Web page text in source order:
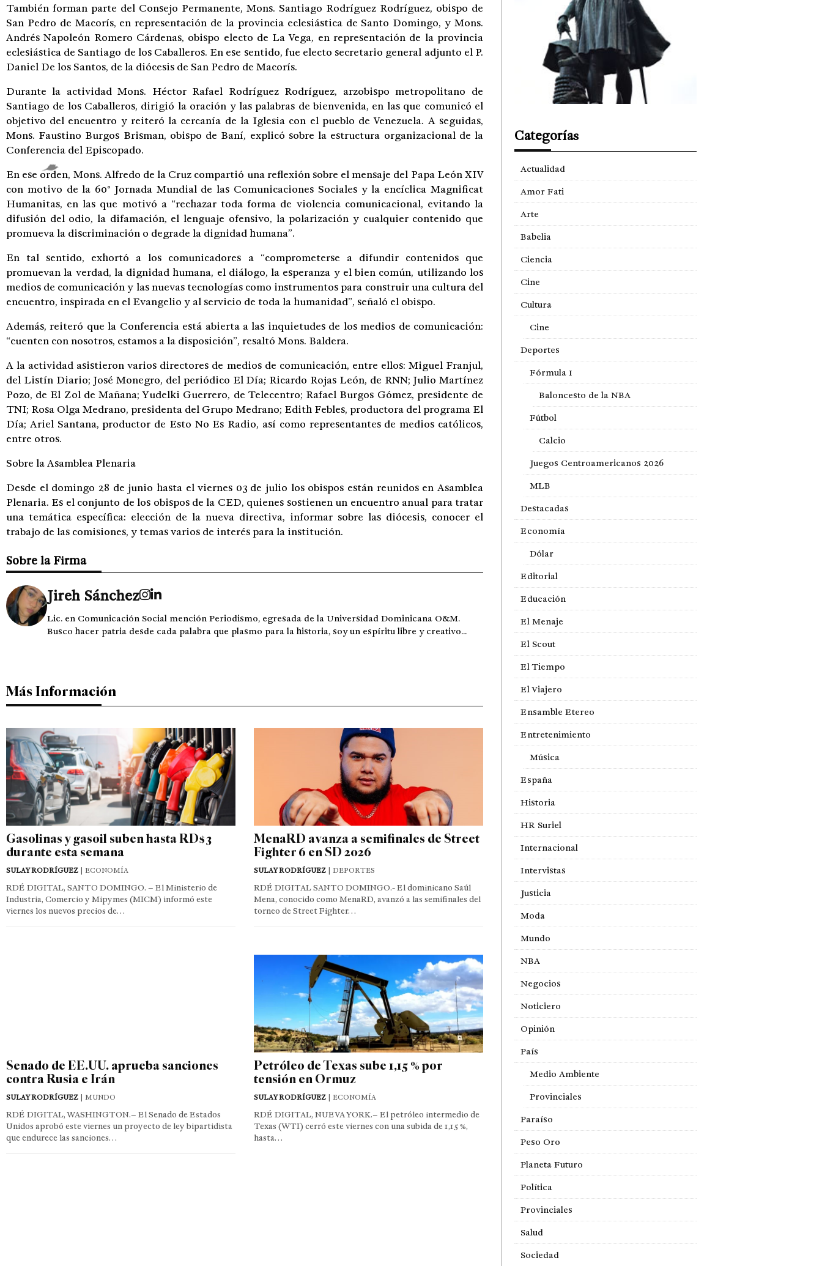
También forman parte del Consejo Permanente, Mons. Santiago Rodríguez Rodríguez, obispo de
San Pedro de Macorís, en representación de la provincia eclesiástica de Santo Domingo, y Mons.
Andrés Napoleón Romero Cárdenas, obispo electo de La Vega, en representación de la provincia
eclesiástica de Santiago de los Caballeros. En ese sentido, fue electo secretario general adjunto el P.
Daniel De los Santos, de la diócesis de San Pedro de Macorís.
Durante la actividad Mons. Héctor Rafael Rodríguez Rodríguez, arzobispo metropolitano de
Santiago de los Caballeros, dirigió la oración y las palabras de bienvenida, en las que comunicó el
objetivo del encuentro y reiteró la cercanía de la Iglesia con el pueblo de Venezuela. A seguidas,
Mons. Faustino Burgos Brisman, obispo de Baní, explicó sobre la estructura organizacional de la
Conferencia del Episcopado.
En ese orden, Mons. Alfredo de la Cruz compartió una reflexión sobre el mensaje del Papa León XIV
con motivo de la 60° Jornada Mundial de las Comunicaciones Sociales y la encíclica Magnificat
Humanitas, en las que motivó a “rechazar toda forma de violencia comunicacional, evitando la
difusión del odio, la difamación, el lenguaje ofensivo, la polarización y cualquier contenido que
promueva la discriminación o degrade la dignidad humana”.
En tal sentido, exhortó a los comunicadores a “comprometerse a difundir contenidos que
promuevan la verdad, la dignidad humana, el diálogo, la esperanza y el bien común, utilizando los
medios de comunicación y las nuevas tecnologías como instrumentos para construir una cultura del
encuentro, inspirada en el Evangelio y al servicio de toda la humanidad”, señaló el obispo.
Además, reiteró que la Conferencia está abierta a las inquietudes de los medios de comunicación:
“cuenten con nosotros, estamos a la disposición”, resaltó Mons. Baldera.
A la actividad asistieron varios directores de medios de comunicación, entre ellos: Miguel Franjul,
del Listín Diario; José Monegro, del periódico El Día; Ricardo Rojas León, de RNN; Julio Martínez
Pozo, de El Zol de Mañana; Yudelki Guerrero, de Telecentro; Rafael Burgos Gómez, presidente de
TNI; Rosa Olga Medrano, presidenta del Grupo Medrano; Edith Febles, productora del programa El
Día; Ariel Santana, productor de Esto No Es Radio, así como representantes de medios católicos,
entre otros.
Sobre la Asamblea Plenaria
Desde el domingo 28 de junio hasta el viernes 03 de julio los obispos están reunidos en Asamblea
Plenaria. Es el conjunto de los obispos de la CED, quienes sostienen un encuentro anual para tratar
una temática específica: elección de la nueva directiva, informar sobre las diócesis, conocer el
trabajo de las comisiones, y temas varios de interés para la institución.
Sobre la Firma
Jireh Sánchez
Lic. en Comunicación Social mención Periodismo, egresada de la Universidad Dominicana O&M.
Busco hacer patria desde cada palabra que plasmo para la historia, soy un espíritu libre y creativo...
Más Información
Gasolinas y gasoil suben hasta RD$3
durante esta semana
SULAY RODRÍGUEZ | ECONOMÍA
RDÉ DIGITAL, SANTO DOMINGO. – El Ministerio de
Industria, Comercio y Mipymes (MICM) informó este
viernes los nuevos precios de…
MenaRD avanza a semifinales de Street
Fighter 6 en SD 2026
SULAY RODRÍGUEZ| DEPORTES
RDÉ DIGITAL SANTO DOMINGO.- El dominicano Saúl
Mena, conocido como MenaRD, avanzó a las semifinales del
torneo de Street Fighter…
Senado de EE.UU. aprueba sanciones
contra Rusia e Irán
SULAY RODRÍGUEZ | MUNDO
RDÉ DIGITAL, WASHINGTON.– El Senado de Estados
Unidos aprobó este viernes un proyecto de ley bipartidista
que endurece las sanciones…
Petróleo de Texas sube 1,15 % por
tensión en Ormuz
SULAY RODRÍGUEZ| ECONOMÍA
RDÉ DIGITAL, NUEVA YORK.– El petróleo intermedio de
Texas (WTI) cerró este viernes con una subida de 1,15 %,
hasta…
Categorías
Actualidad
Amor Fati
Arte
Babelia
Ciencia
Cine
Cultura
Cine
Deportes
Fórmula 1
Baloncesto de la NBA
Fútbol
Calcio
Juegos Centroamericanos 2026
MLB
Destacadas
Economía
Dólar
Editorial
Educación
El Menaje
El Scout
El Tiempo
El Viajero
Ensamble Etereo
Entretenimiento
Música
España
Historia
HR Suriel
Internacional
Intervistas
Justicia
Moda
Mundo
NBA
Negocios
Noticiero
Opinión
País
Medio Ambiente
Provinciales
Paraíso
Peso Oro
Planeta Futuro
Política
Provinciales
Salud
Sociedad